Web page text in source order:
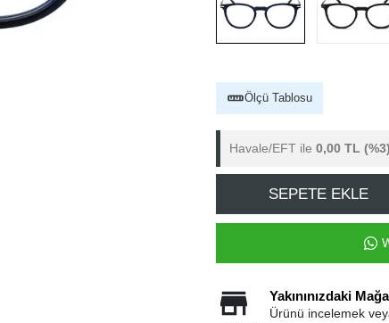
Ölçü Tablosu
Havale/EFT ile 0,00 TL (%3)
SEPETE EKLE
Yakınınızdaki
Ürünü incelemek